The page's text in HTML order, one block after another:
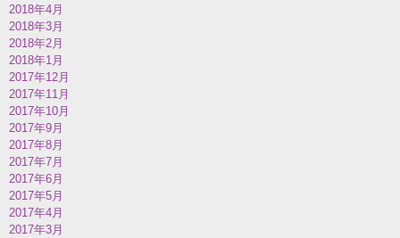
2018年4月
2018年3月
2018年2月
2018年1月
2017年12月
2017年11月
2017年10月
2017年9月
2017年8月
2017年7月
2017年6月
2017年5月
2017年4月
2017年3月